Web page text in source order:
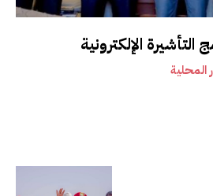
الإلكترونية
المحلية